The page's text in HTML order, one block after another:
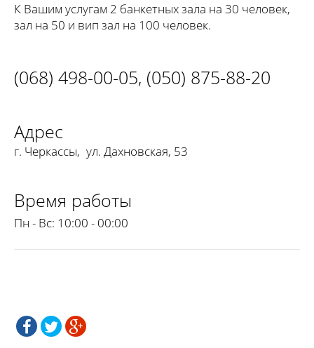
К Вашим услугам 2 банкетных зала на 30 человек,
зал на 50 и вип зал на 100 человек.
(068) 498-00-05, (050) 875-88-20
Адрес
г. Черкассы, ул. Дахновская, 53
Время работы
Пн - Вс: 10:00 - 00:00